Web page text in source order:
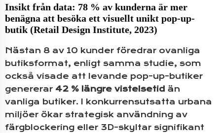
Insikt från data: 78 % av kunderna är mer
benägna att besöka ett visuellt unikt pop-up-
butik (Retail Design Institute, 2023)
Nästan 8 av 10 kunder föredrar ovanliga
butiksformat, enligt samma studie, som
också visade att levande pop-up-butiker
genererar 42 % längre vistelsetid än
vanliga butiker. I konkurrensutsatta urbana
miljöer ökar strategisk användning av
färgblockering eller 3D-skyltar signifikant